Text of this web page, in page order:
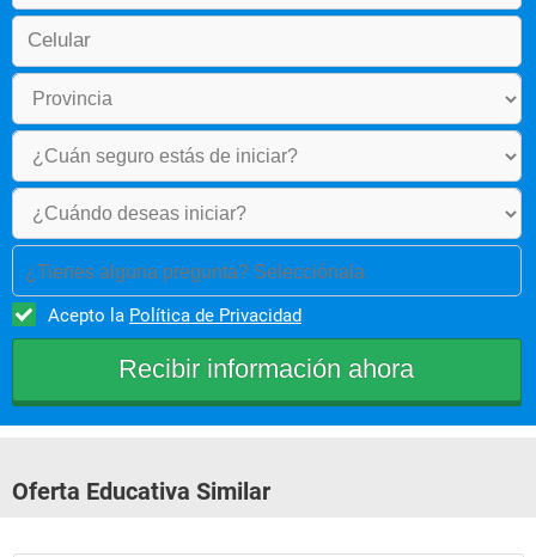
¿Tienes alguna pregunta? Selecciónala
Acepto la Política de Privacidad
Oferta Educativa Similar